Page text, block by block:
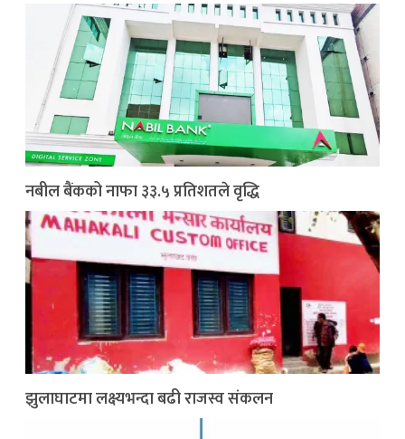
नबील बैंकको नाफा ३३.५ प्रतिशतले वृद्धि
झुलाघाटमा लक्ष्यभन्दा बढी राजस्व संकलन